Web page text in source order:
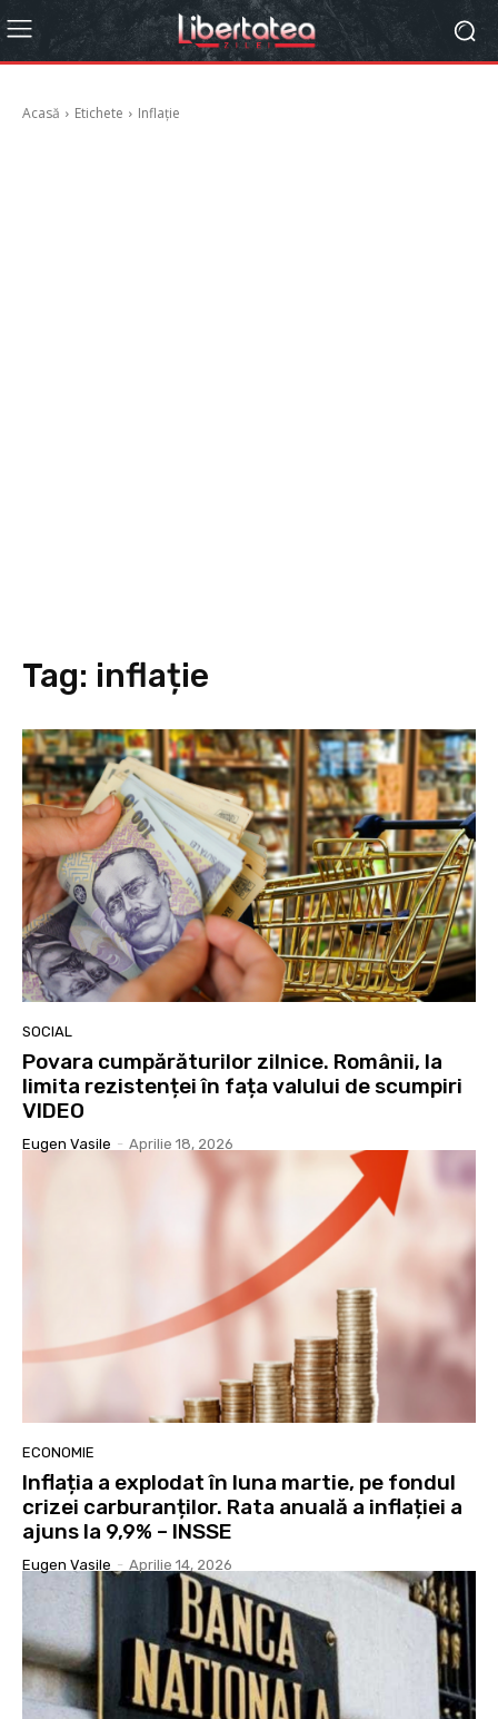
Acasă Etichete Inflație
Tag: inflație
SOCIAL
Povara cumpărăturilor zilnice. Românii, la
limita rezistenței în fața valului de scumpiri
VIDEO
Eugen Vasile - Aprilie 18, 2026
ECONOMIE
Inflația a explodat în luna martie, pe fondul
crizei carburanților. Rata anuală a inflației a
ajuns la 9,9% – INSSE
Eugen Vasile - Aprilie 14, 2026